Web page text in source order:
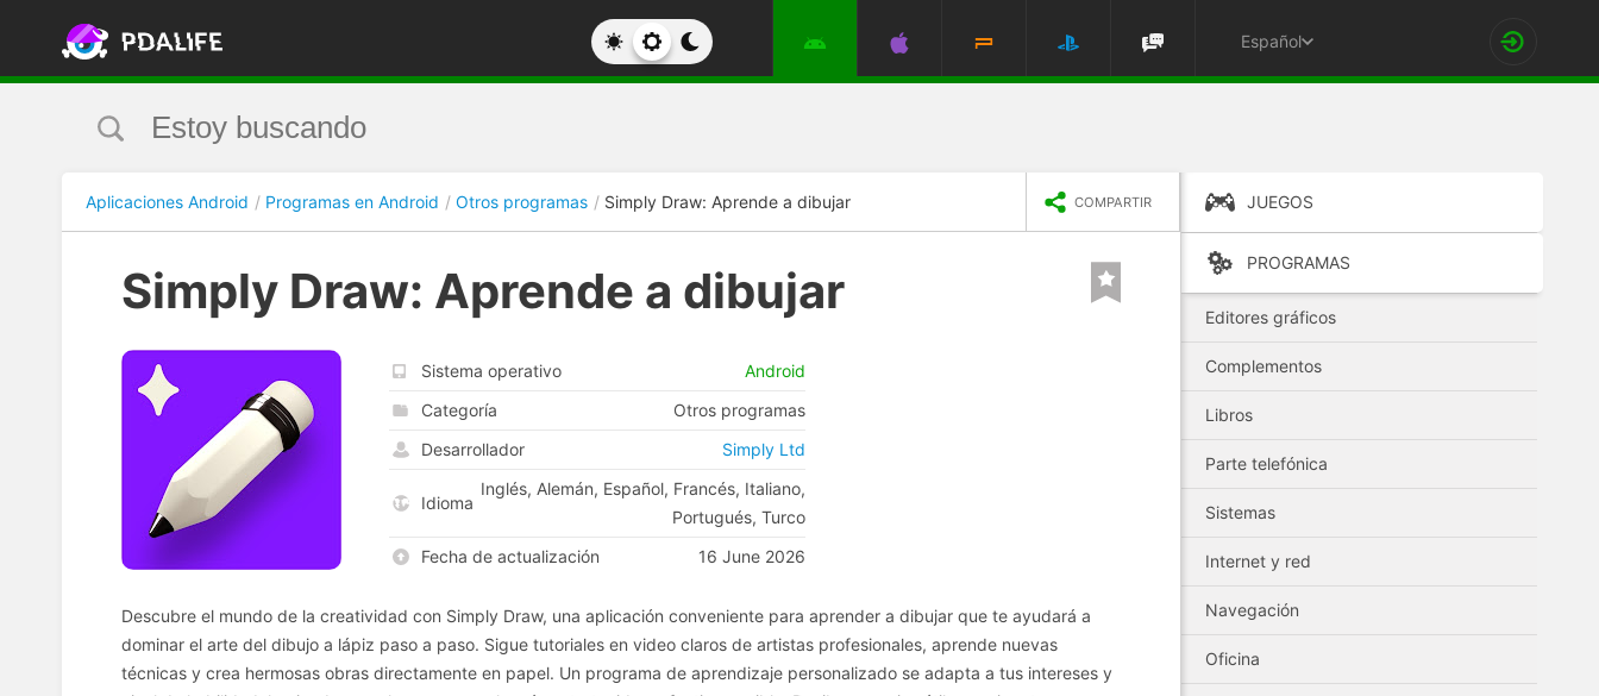
Español
Aplicaciones Android Programas en Android Otros programas Simply Draw: Aprende a dibujar COMPARTIR
Simply Draw: Aprende a dibujar
Sistema operativo
Android
Categoría
Otros programas
Desarrollador
Simply Ltd
Idioma
Inglés, Alemán, Español, Francés, Italiano,
Portugués, Turco
Fecha de actualización
16 June 2026
Descubre el mundo de la creatividad con Simply Draw, una aplicación conveniente para aprender a dibujar que te ayudará a
dominar el arte del dibujo a lápiz paso a paso. Sigue tutoriales en video claros de artistas profesionales, aprende nuevas
técnicas y crea hermosas obras directamente en papel. Un programa de aprendizaje personalizado se adapta a tus intereses y
JUEGOS
PROGRAMAS
Editores gráficos
Complementos
Libros
Parte telefónica
Sistemas
Internet y red
Navegación
Oficina